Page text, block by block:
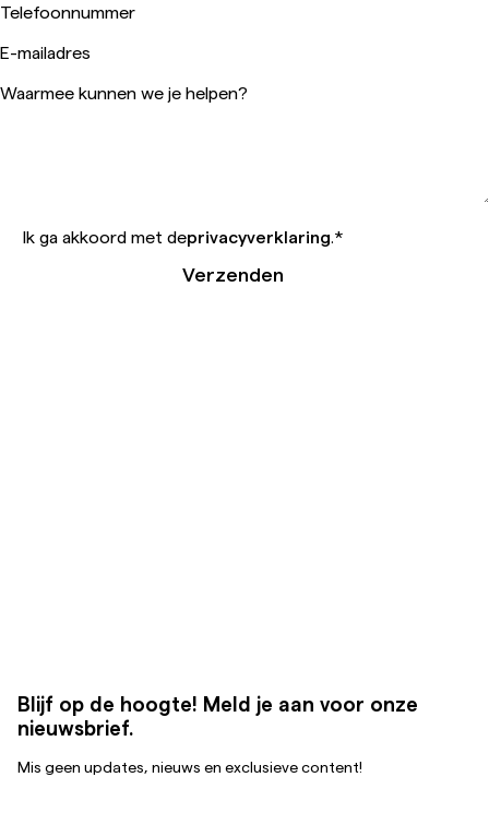
Telefoonnummer
E-mailadres
Waarmee kunnen we je helpen?
Ik ga akkoord met deprivacyverklaring *
Verzenden
Blijf op de hoogte! Meld je aan voor onze
nieuwsbrief.
Mis geen updates, nieuws en exclusieve content!